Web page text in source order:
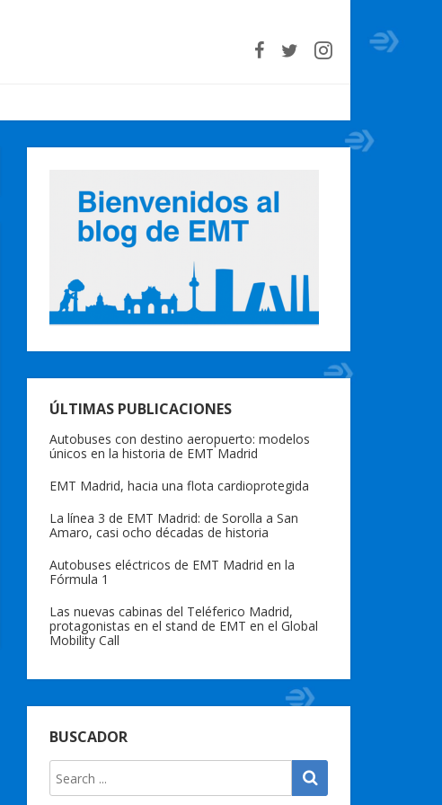
ÚLTIMAS PUBLICACIONES
Autobuses con destino aeropuerto: modelos
únicos en la historia de EMT Madrid
EMT Madrid, hacia una flota cardioprotegida
La línea 3 de EMT Madrid: de Sorolla a San
Amaro, casi ocho décadas de historia
Autobuses eléctricos de EMT Madrid en la
Fórmula 1
Las nuevas cabinas del Teléferico Madrid,
protagonistas en el stand de EMT en el Global
Mobility Call
BUSCADOR